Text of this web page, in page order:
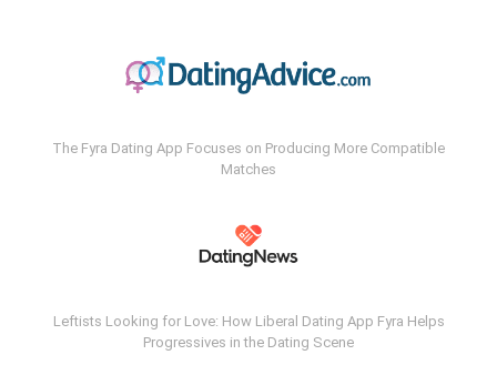
The Fyra Dating App Focuses on Producing More Compatible
Matches
Leftists Looking for Love: How Liberal Dating App Fyra Helps
Progressives in the Dating Scene